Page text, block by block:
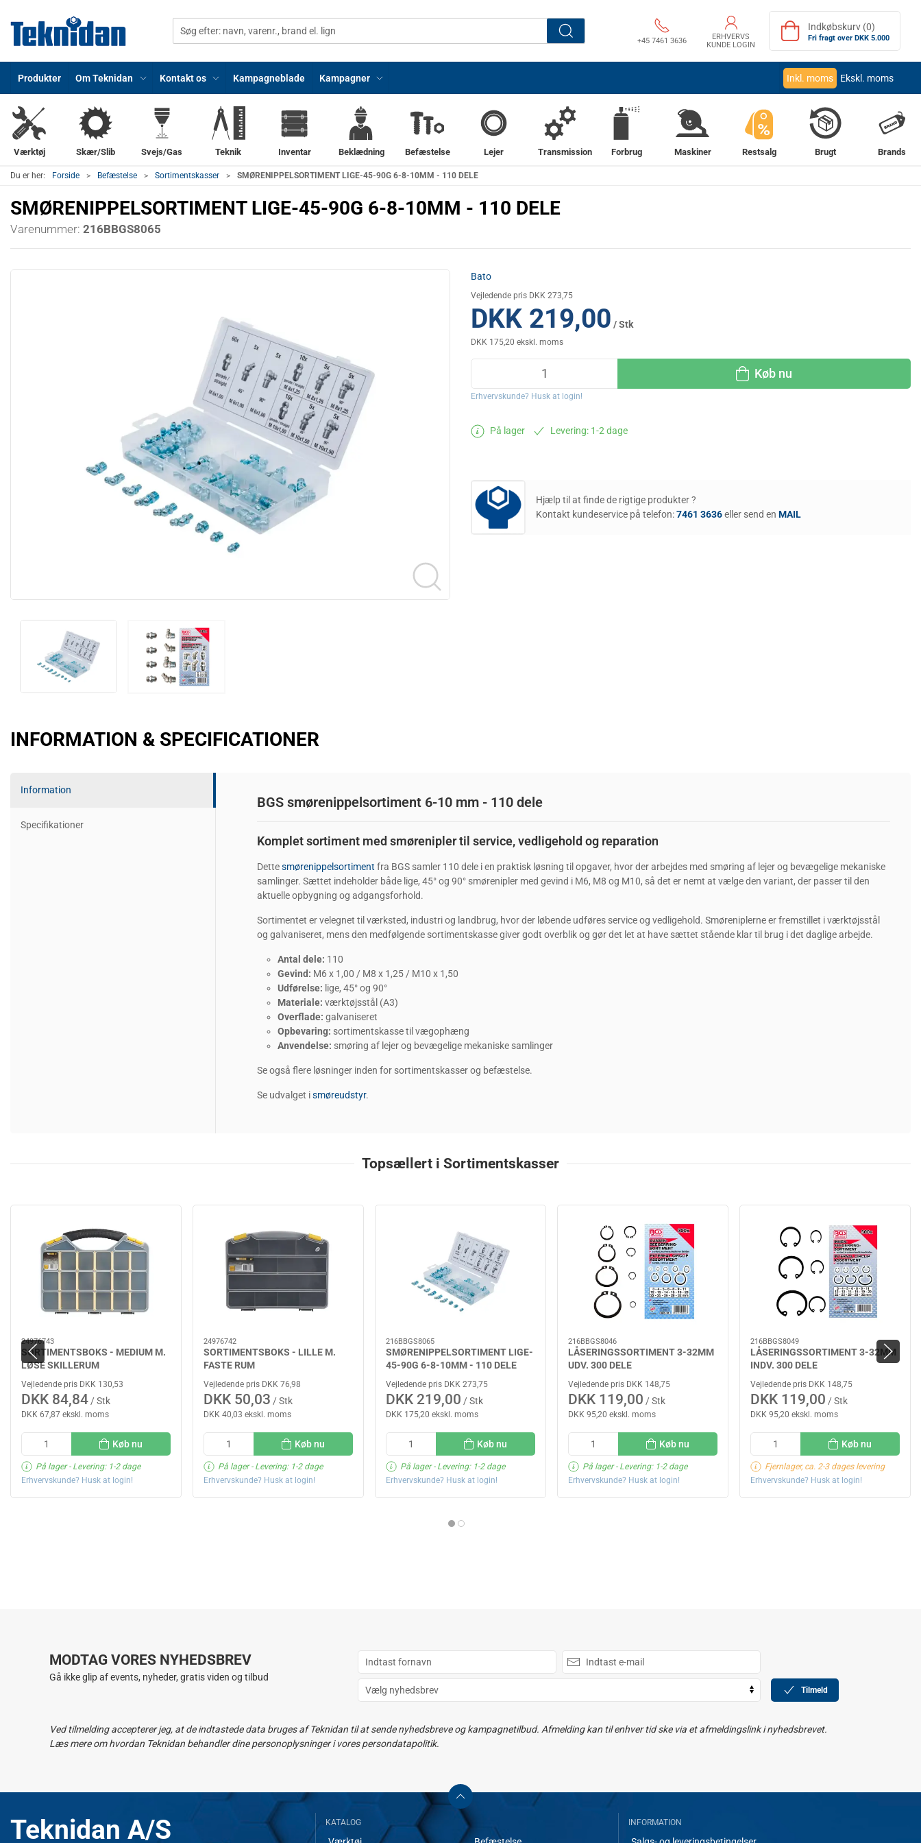
+45 7461 3636
ERHVERVS
KUNDE LOGIN
Indkøbskurv (0)
Fri fragt over DKK 5.000
Produkter Om Teknidan Kontakt os Kampagneblade Kampagner Inkl. moms Ekskl. moms
Værktøj Skær/Slib Svejs/Gas Teknik Inventar Beklædning Befæstelse Lejer Transmission Forbrug Maskiner
%
Restsalg Brugt Brands
Du er her: Forside Befæstelse Sortimentskasser SMØRENIPPELSORTIMENT LIGE-45-90G 6-8-10MM - 110 DELE
SMØRENIPPELSORTIMENT LIGE-45-90G 6-8-10MM - 110 DELE
Varenummer: 216BBGS8065
Bato
Vejledende pris DKK 273,75
DKK 219,00 / Stk
DKK 175,20 ekskl. moms
Køb nu
Erhvervskunde? Husk at login!
På lager Levering: 1-2 dage
Hjælp til at finde de rigtige produkter ?
Kontakt kundeservice på telefon:7461 3636eller send en MAIL
INFORMATION & SPECIFICATIONER
Information
Specifikationer
BGS smørenippelsortiment 6-10 mm - 110 dele
Komplet sortiment med smørenipler til service, vedligehold og reparation
Dettesmørenippelsortiment fra BGS samler 110 dele i en praktisk løsning til opgaver, hvor der arbejdes med smøring af lejer og bevægelige mekaniske
samlinger. Sættet indeholder både lige, 45° og 90° smørenipler med gevind i M6, M8 og M10, så det er nemt at vælge den variant, der passer til den
aktuelle opbygning og adgangsforhold.
Sortimentet er velegnet til værksted, industri og landbrug, hvor der løbende udføres service og vedligehold. Smøreniplerne er fremstillet i værktøjsstål
og galvaniseret, mens den medfølgende sortimentskasse giver godt overblik og gør det let at have sættet stående klar til brug i det daglige arbejde.
Antal dele: 110
Gevind: M6 x 1,00 / M8 x 1,25 / M10 x 1,50
Udførelse: lige, 45° og 90°
Materiale: værktøjsstål (A3)
Overflade: galvaniseret
Opbevaring: sortimentskasse til vægophæng
Anvendelse: smøring af lejer og bevægelige mekaniske samlinger
Se også flere løsninger inden for sortimentskasser og befæstelse.
Se udvalget ismøreudstyr.
Topsællert i Sortimentskasser
24976743
SORTIMENTSBOKS - MEDIUM M.
LØSE SKILLERUM
Vejledende pris DKK 130,53
DKK 84,84 / Stk
DKK 67,87 ekskl. moms
Køb nu
På lager- Levering: 1-2 dage
Erhvervskunde? Husk at login!
24976742
SORTIMENTSBOKS - LILLE M.
FASTE RUM
Vejledende pris DKK 76,98
DKK 50,03 / Stk
DKK 40,03 ekskl. moms
Køb nu
På lager- Levering: 1-2 dage
Erhvervskunde? Husk at login!
216BBGS8065
SMØRENIPPELSORTIMENT LIGE-
45-90G 6-8-10MM - 110 DELE
Vejledende pris DKK 273,75
DKK 219,00 / Stk
DKK 175,20 ekskl. moms
Køb nu
På lager- Levering: 1-2 dage
Erhvervskunde? Husk at login!
216BBGS8046
LÅSERINGSSORTIMENT 3-32MM
UDV. 300 DELE
Vejledende pris DKK 148,75
DKK 119,00 / Stk
DKK 95,20 ekskl. moms
Køb nu
På lager- Levering: 1-2 dage
Erhvervskunde? Husk at login!
216BBGS8049
LÅSERINGSSORTIMENT 3-32MM
INDV. 300 DELE
Vejledende pris DKK 148,75
DKK 119,00 / Stk
DKK 95,20 ekskl. moms
Køb nu
Fjernlager, ca. 2-3 dages levering
Erhvervskunde? Husk at login!
MODTAG VORES NYHEDSBREV
Gå ikke glip af events, nyheder, gratis viden og tilbud
Tilmeld
Ved tilmelding accepterer jeg, at de indtastede data bruges af Teknidan til at sende nyhedsbreve og kampagnetilbud. Afmelding kan til enhver tid ske via et afmeldingslink i nyhedsbrevet.
Læs mere om hvordan Teknidan behandler dine personoplysninger i vores persondatapolitik.
Teknidan A/S KATALOG INFORMATION